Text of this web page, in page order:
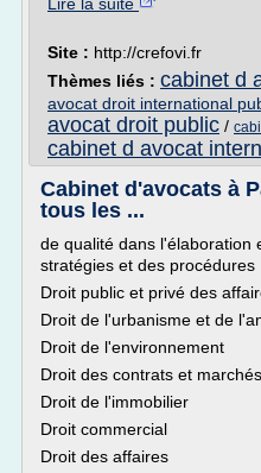
Site : http://crefovi.fr
Thèmes liés : cabinet d
avocat droit international
avocat droit public /
cabinet d avocat
Cabinet d'avocats à
tous les ...
de qualité dans l'élaboration
stratégies et des procédures
Droit public et privé des
Droit de l'urbanisme et de
Droit de l'environnement
Droit des contrats et
Droit de l'immobilier
Droit commercial
Droit des affaires